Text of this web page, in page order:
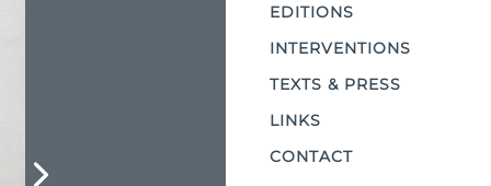
EDITIONS
INTERVENTIONS
TEXTS & PRESS
LINKS
CONTACT